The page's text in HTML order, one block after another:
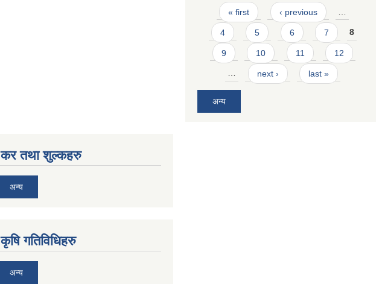
Pages
« first ‹ previous …
4 5 6 7 8
9 10 11 12
… next › last »
अन्य
कर तथा शुल्कहरु
अन्य
कृषि गतिविधिहरु
अन्य